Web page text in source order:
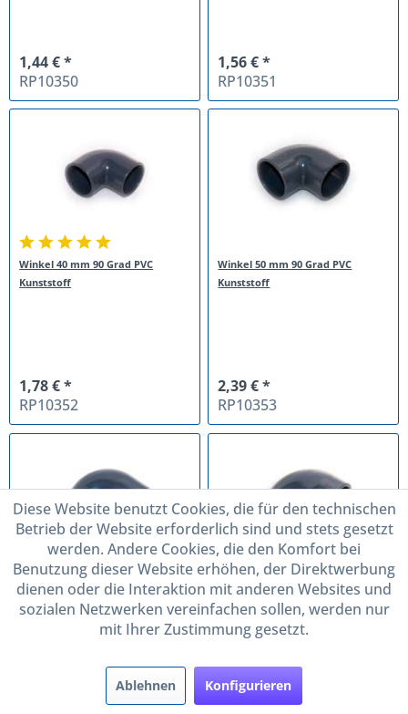
1,44 € *
RP10350
1,56 € *
RP10351
Winkel 40 mm 90 Grad PVC
Kunststoff
1,78 € *
RP10352
Winkel 50 mm 90 Grad PVC
Kunststoff
2,39 € *
RP10353
Winkel 32 x 40 mm 90 Grad PVC
Kunststoff Adapter
Winkel 32 x 50 mm 90 Grad PVC
Kunststoff Adapter
Diese Website benutzt Cookies, die für den technischen
Betrieb der Website erforderlich sind und stets gesetzt
werden. Andere Cookies, die den Komfort bei
Benutzung dieser Website erhöhen, der Direktwerbung
dienen oder die Interaktion mit anderen Websites und
sozialen Netzwerken vereinfachen sollen, werden nur
mit Ihrer Zustimmung gesetzt.
Ablehnen Konfigurieren